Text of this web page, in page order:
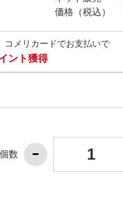
価格（税込）
コメリカードでお支払いで
ント獲得
数